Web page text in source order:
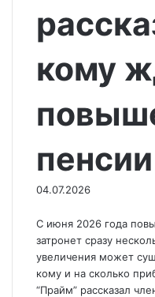
кому
04.07.2026
С июня 2026 года
затронет сразу
увеличения может
кому и на сколько
“Прайм” рассказал